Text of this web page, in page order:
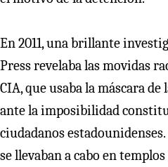
En 2011, una brillante
Press revelaba las movidas
CIA, que usaba la máscara
ante la imposibilidad
ciudadanos
se llevaban a cabo en